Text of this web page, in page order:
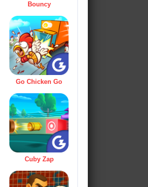
Bouncy
Go Chicken Go
Cuby Zap